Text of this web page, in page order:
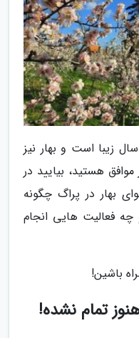
زیبا است و بهار نیز
هستید، بیایید در
بهار در پراگ چگونه
فعالیت هایی انجام
باشین!
تمام نشده!